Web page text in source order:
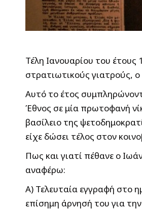
Τέλη Ιανουαρίου του
στρατιωτικούς γιατρούς,
Αυτό το έτος
Έθνος σε μία πρωτοφανή
βασίλειο της
είχε δώσει τέλος στον
Πως και γιατί πέθανε ο
αναφέρω:
Α) Τελευταία εγγραφή στο
επίσημη άρνησή του για